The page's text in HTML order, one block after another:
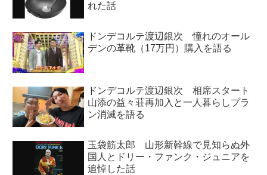
れた話
ドンデコルテ渡辺銀次 憧れのオール
デンの革靴（17万円）購入を語る
ドンデコルテ渡辺銀次 相席スタート
山添の益々荘再加入と一人暮らしプラ
ン消滅を語る
玉袋筋太郎 山形新幹線で見知らぬ外
国人とドリー・ファンク・ジュニアを
追悼した話